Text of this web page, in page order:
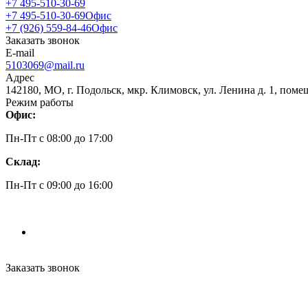
+7 495-510-30-69
+7 495-510-30-69Офис
+7 (926) 559-84-46Офис
Заказать звонок
E-mail
5103069@mail.ru
Адрес
142180, МО, г. Подольск, мкр. Климовск, ул. Ленина д. 1,
Режим работы
Офис:
Пн-Пт c 08:00 до 17:00
Склад:
Пн-Пт c 09:00 до 16:00
Заказать звонок